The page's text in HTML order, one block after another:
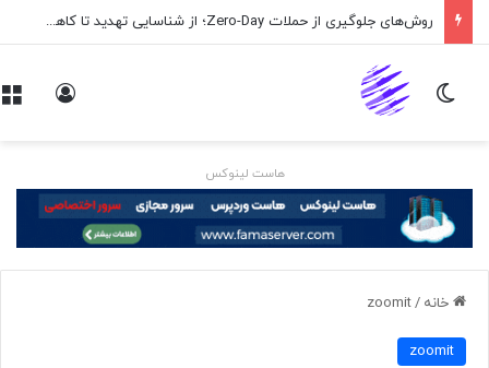
روش‌های جلوگیری از حملات Zero-Day؛ از شناسایی تهدید تا کاهش ریسک
تغییر پوسته
هاست لینوکس
خانه /
zoomit
zoomit